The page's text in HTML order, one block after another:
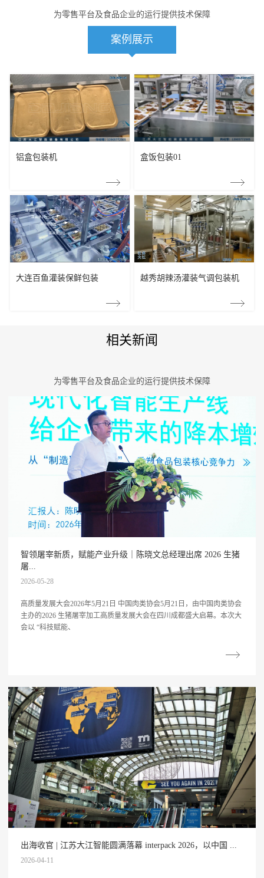
为零售平台及食品企业的运行提供技术保障
案例展示
铝盒包装机 盒饭包装01
大连百鱼灌装保鲜包装 越秀胡辣汤灌装气调包装机
相关新闻
为零售平台及食品企业的运行提供技术保障
智领屠宰新质，赋能产业升级｜陈晓文总经理出席 2026 生猪
屠...
2026-05-28
高质量发展大会2026年5月21日 中国肉类协会5月21日，由中国肉类协会
主办的2026 生猪屠宰加工高质量发展大会在四川成都盛大启幕。本次大
会以 “科技赋能、
出海收官 | 江苏大江智能圆满落幕 interpack 2026，以中国 ...
2026-04-11